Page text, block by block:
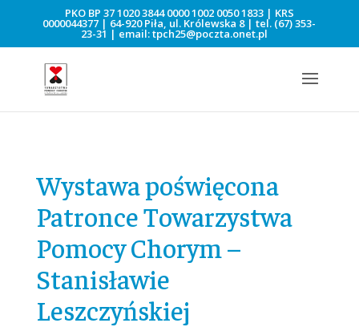
PKO BP 37 1020 3844 0000 1002 0050 1833 | KRS
0000044377 | 64-920 Piła, ul. Królewska 8 | tel. (67) 353-
23-31 | email:tpch25@poczta.onet.pl
Wystawa poświęcona
Patronce Towarzystwa
Pomocy Chorym –
Stanisławie
Leszczyńskiej